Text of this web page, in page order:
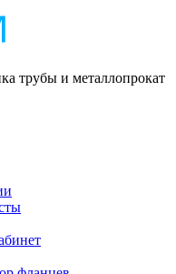
трубы и металлопрокат